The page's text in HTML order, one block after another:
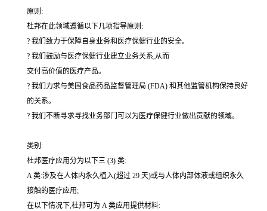
原则:
杜邦在此领域遵循以下几项指导原则:
? 我们致力于保障自身业务和医疗保健行业的安全。
? 我们鼓励与医疗保健行业建立业务关系,从而
交付高价值的医疗产品。
? 我们力求与美国食品药品监督管理局 (FDA) 和其他监管机构保持良好
的关系。
? 我们不断寻求寻找业务部门可以为医疗保健行业做出贡献的领域。
类别:
杜邦医疗应用分为以下三 (3) 类:
A 类:涉及在人体内永久植入(超过 29 天)或与人体内部体液或组织永久
接触的医疗应用;
在以下情况下,杜邦可为 A 类应用提供材料: